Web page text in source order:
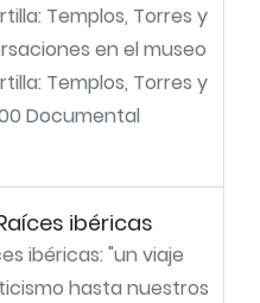
Templos, Torres y
en el museo
Templos, Torres y
Documental
ibéricas
ibéricas: "un viaje
hasta nuestros